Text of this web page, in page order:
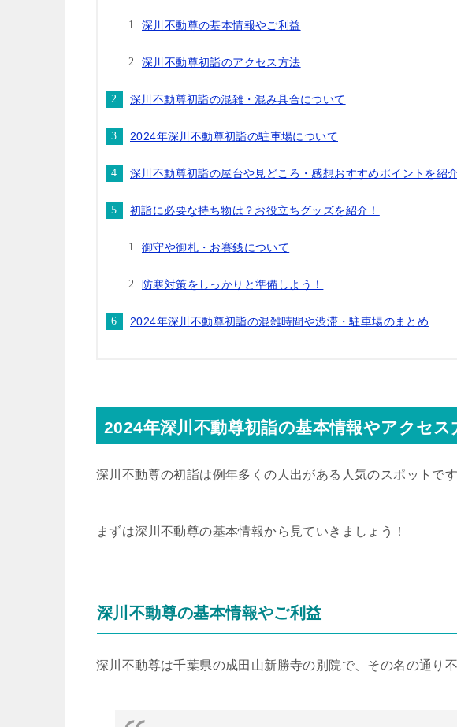
深川不動尊の基本情報やご利益
深川不動尊初詣のアクセス方法
深川不動尊初詣の混雑・混み具合について
2024年深川不動尊初詣の駐車場について
深川不動尊初詣の屋台や見どころ・感想おすすめポイントを紹介
初詣に必要な持ち物は？お役立ちグッズを紹介！
御守や御札・お賽銭について
防寒対策をしっかりと準備しよう！
2024年深川不動尊初詣の混雑時間や渋滞・駐車場のまとめ
2024年深川不動尊初詣の基本情報やアクセス
深川不動尊の初詣は例年多くの人出がある人気のスポットです
まずは深川不動尊の基本情報から見ていきましょう！
深川不動尊の基本情報やご利益
深川不動尊は千葉県の成田山新勝寺の別院で、その名の通り